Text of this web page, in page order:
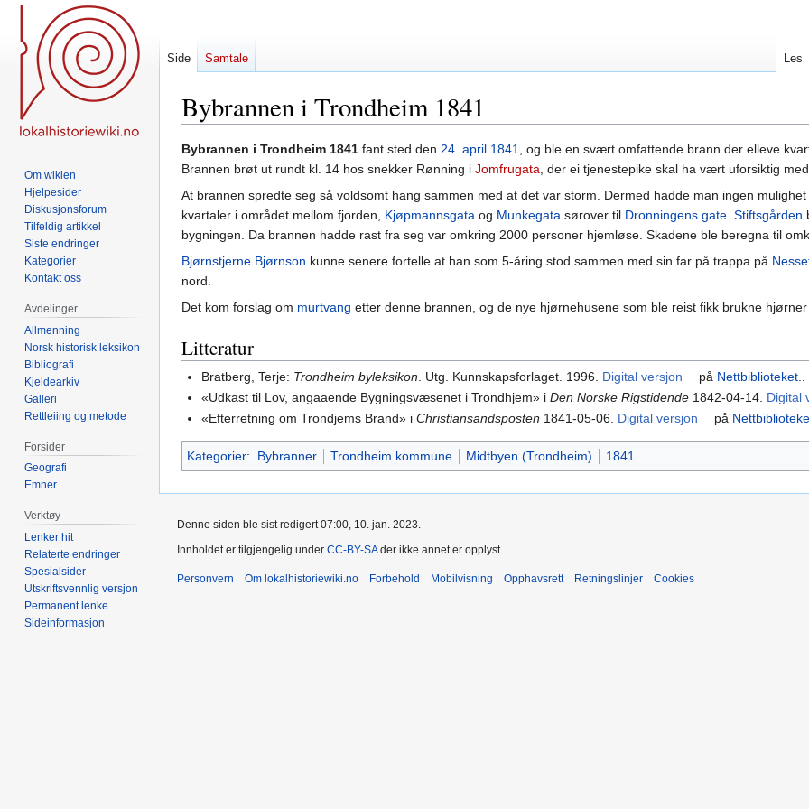
Bybrannen i Trondheim 1841
Hopp
til
navigering
Hopp
til
søk
Bybrannen i Trondheim 1841 fant sted den 24. april 1841, og ble en svært omfattende brann der elleve
Brannen brøt ut rundt kl. 14 hos snekker Rønning i Jomfrugata, der ei tjenestepike skal ha vært uforsiktig
At brannen spredte seg så voldsomt hang sammen med at det var storm. Dermed hadde man ingen
kvartaler i området mellom fjorden, Kjøpmannsgata og Munkegata sørover til Dronningens gate. Stiftsgården
bygningen. Da brannen hadde rast fra seg var omkring 2000 personer hjemløse. Skadene ble beregna til
Bjørnstjerne Bjørnson kunne senere fortelle at han som 5-åring stod sammen med sin far på trappa på
nord.
Det kom forslag om murtvang etter denne brannen, og de nye hjørnehusene som ble reist fikk brukne
Litteratur
Bratberg, Terje: Trondheim byleksikon . Utg. Kunnskapsforlaget. 1996. Digital versjon på Nettbiblioteket
«Udkast til Lov, angaaende Bygningsvæsenet i Trondhjem» iDen Norske Rigstidende 1842-04-14. Digital
«Efterretning om Trondjems Brand» iChristiansandsposten 1841-05-06. Digital versjon på
Kategorier: Bybranner Trondheim kommune Midtbyen (Trondheim) 1841
Side Samtale Les
Om wikien
Hjelpesider
Diskusjonsforum
Tilfeldig artikkel
Siste endringer
Kategorier
Kontakt oss
Avdelinger
Allmenning
Norsk historisk leksikon
Bibliografi
Kjeldearkiv
Galleri
Rettleiing og metode
Forsider
Geografi
Emner
Verktøy
Lenker hit
Relaterte endringer
Spesialsider
Utskriftsvennlig versjon
Permanent lenke
Sideinformasjon
Denne siden ble sist redigert 07:00, 10. jan. 2023.
Innholdet er tilgjengelig under CC-BY-SAder ikke annet er opplyst.
Personvern Om lokalhistoriewiki.no Forbehold Mobilvisning Opphavsrett Retningslinjer Cookies